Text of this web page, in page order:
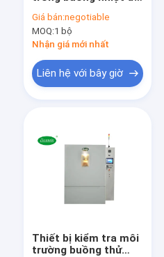
Giá bán:negotiable
MOQ:1 bộ
Nhận giá mới nhất
Liên hệ với bây giờ
Thiết bị kiểm tra môi
trường buồng thử